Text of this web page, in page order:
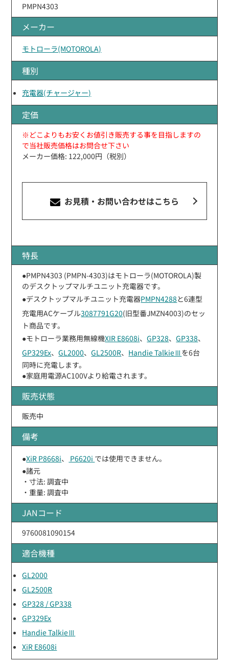
PMPN4303
メーカー
モトローラ(MOTOROLA)
種別
充電器(チャージャー)
定価
※どこよりもお安くお値引き販売する事を目指しますの
で当社販売価格はお問合せ下さい
メーカー価格: 122,000円（税別）
お見積・お問い合わせはこちら
特長
●PMPN4303 (PMPN-4303)はモトローラ(MOTOROLA)製
のデスクトップマルチユニット充電器です。
●デスクトップマルチユニット充電器PMPN4288と6連型
充電用ACケーブル3087791G20(旧型番JMZN4003)のセッ
ト商品です。
●モトローラ業務用無線機XIR E8608i、GP328、GP338、
GP329Ex、GL2000、GL2500R、 Handie TalkieⅢ を6台
同時に充電します。
●家庭用電源AC100Vより給電されます。
販売状態
販売中
備考
●XiR P8668i、 P6620i では使用できません。
●諸元
・寸法: 調査中
・重量: 調査中
JANコード
9760081090154
適合機種
GL2000
GL2500R
GP328 / GP338
GP329Ex
Handie TalkieⅢ
XiR E8608i